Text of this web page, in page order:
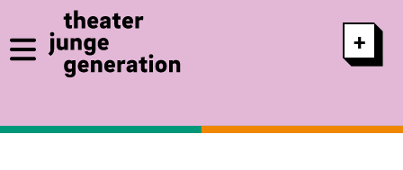
Direkt zum Inhalt
+